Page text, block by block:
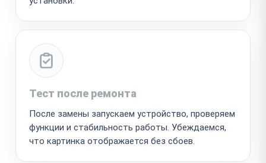
Тест после ремонта
После замены запускаем устройство, проверяем
функции и стабильность работы. Убеждаемся,
что картинка отображается без сбоев.